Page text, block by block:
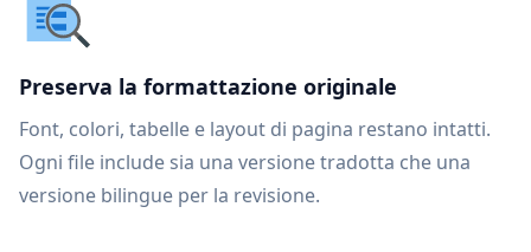
Preserva la formattazione originale
Font, colori, tabelle e layout di pagina restano intatti.
Ogni file include sia una versione tradotta che una
versione bilingue per la revisione.